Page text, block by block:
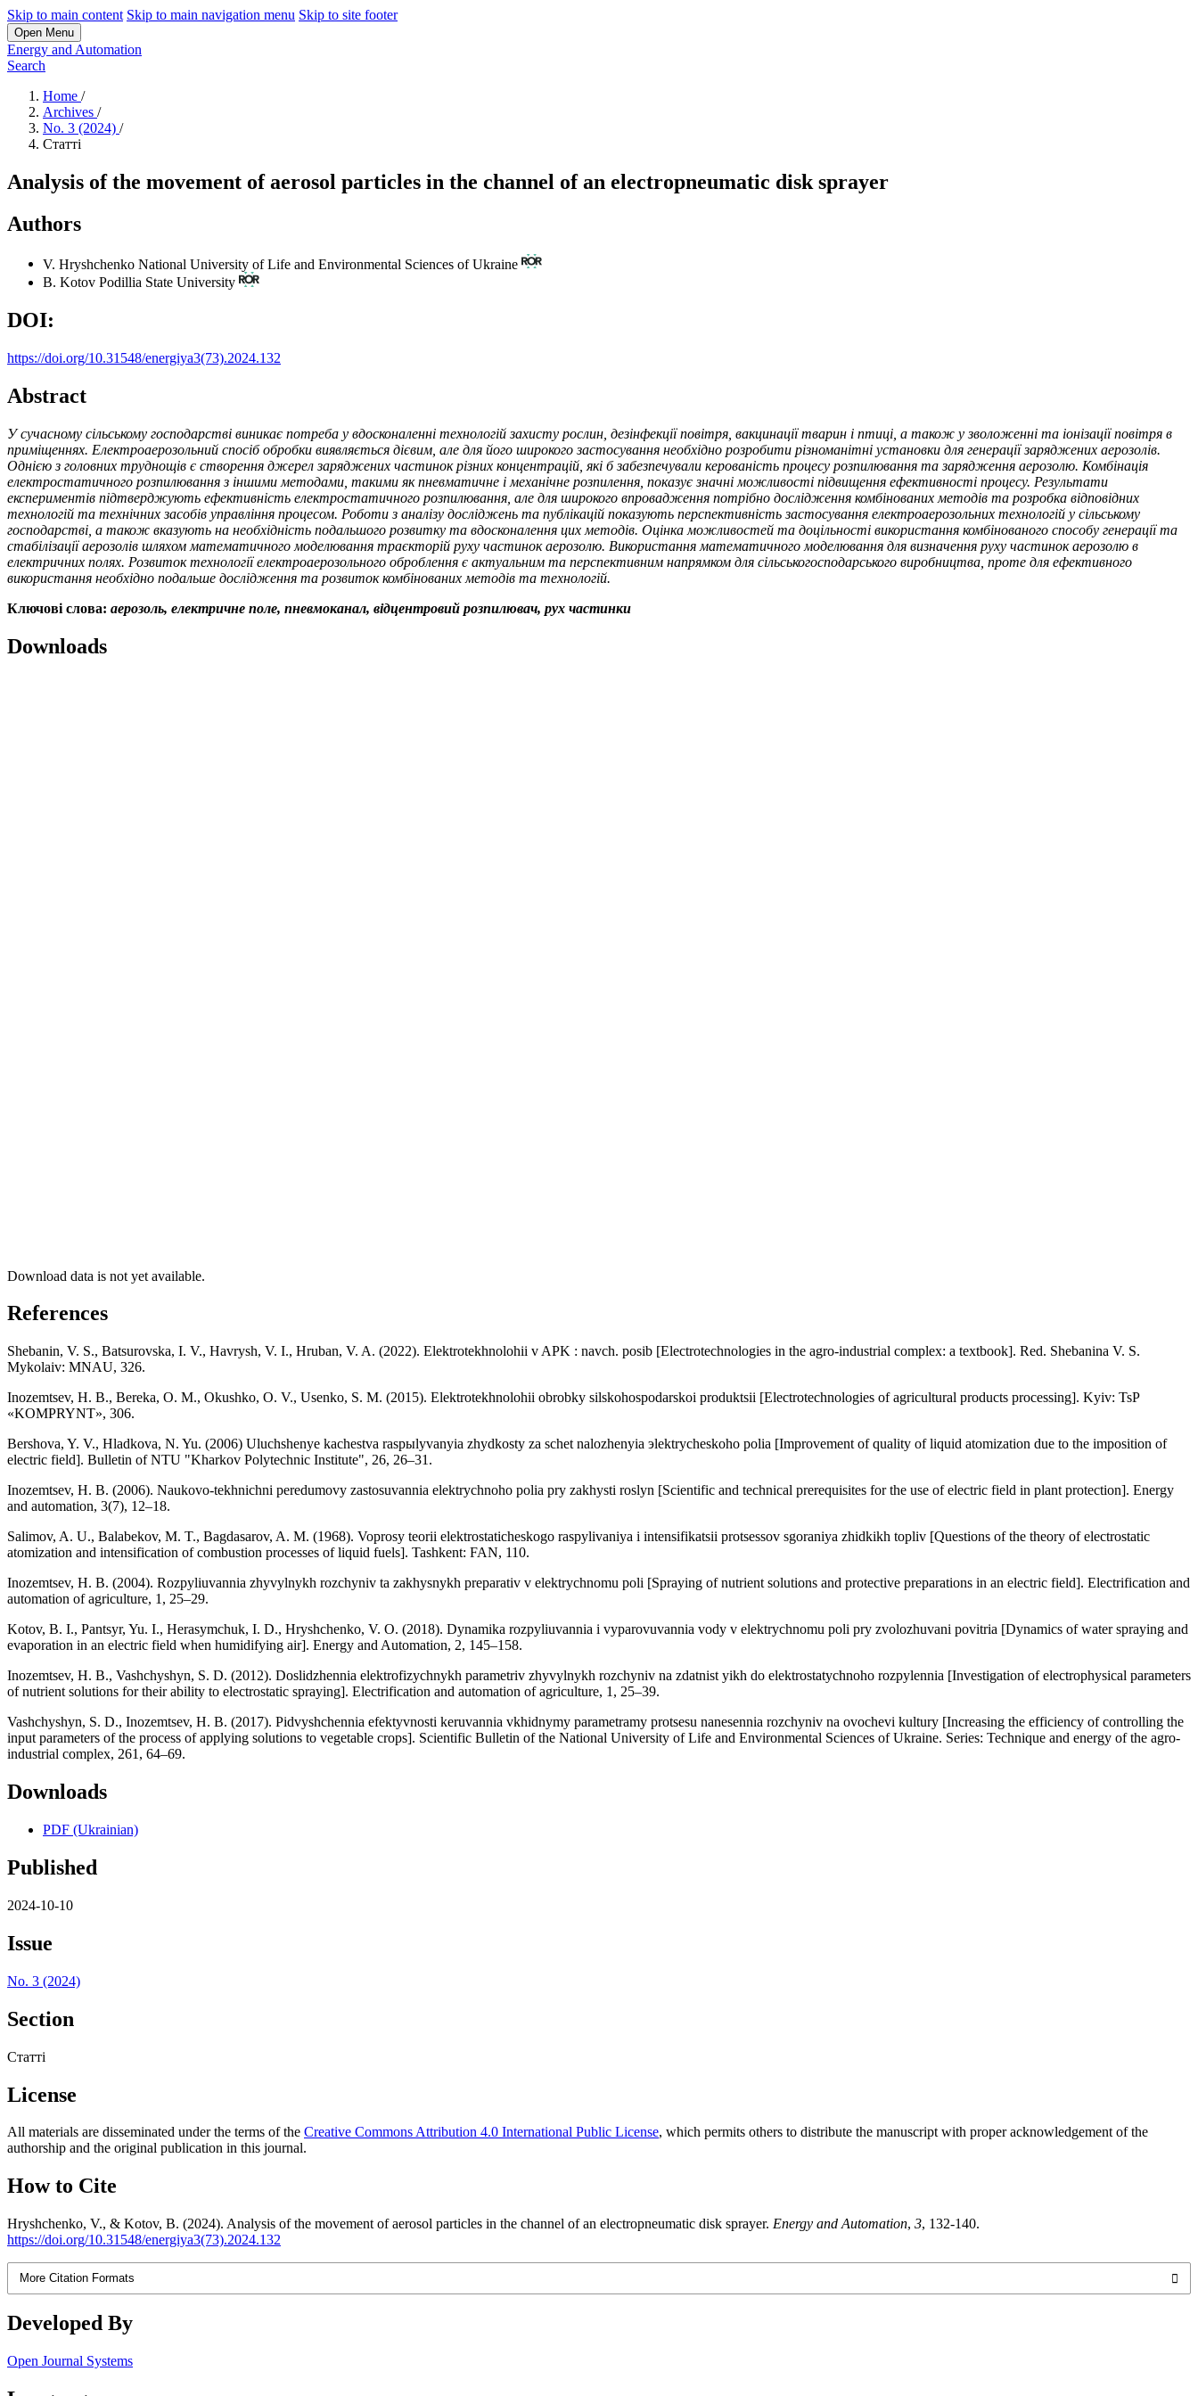
Skip to main content Skip to main navigation menu Skip to site footer
Open Menu
Energy and Automation
Search
Home /
Archives /
No. 3 (2024) /
Статті
Analysis of the movement of aerosol particles in the channel of an electropneumatic disk sprayer
Authors
V. Hryshchenko National University of Life and Environmental Sciences of Ukraine
B. Kotov Podillia State University
DOI:
https://doi.org/10.31548/energiya3(73).2024.132
Abstract
У сучасному сільському господарстві виникає потреба у вдосконаленні технологій захисту рослин, дезінфекції повітря, вакцинації тварин і птиці, а також у зволоженні та іонізації повітря в
приміщеннях. Електроаерозольний спосіб обробки виявляється дієвим, але для його широкого застосування необхідно розробити різноманітні установки для генерації заряджених аерозолів.
Однією з головних труднощів є створення джерел заряджених частинок різних концентрацій, які б забезпечували керованість процесу розпилювання та зарядження аерозолю. Комбінація
електростатичного розпилювання з іншими методами, такими як пневматичне і механічне розпилення, показує значні можливості підвищення ефективності процесу. Результати
експериментів підтверджують ефективність електростатичного розпилювання, але для широкого впровадження потрібно дослідження комбінованих методів та розробка відповідних
технологій та технічних засобів управління процесом. Роботи з аналізу досліджень та публікацій показують перспективність застосування електроаерозольних технологій у сільському
господарстві, а також вказують на необхідність подальшого розвитку та вдосконалення цих методів. Оцінка можливостей та доцільності використання комбінованого способу генерації та
стабілізації аерозолів шляхом математичного моделювання траєкторій руху частинок аерозолю. Використання математичного моделювання для визначення руху частинок аерозолю в
електричних полях. Розвиток технології електроаерозольного оброблення є актуальним та перспективним напрямком для сільськогосподарського виробництва, проте для ефективного
використання необхідно подальше дослідження та розвиток комбінованих методів та технологій.
Ключові слова: аерозоль, електричне поле, пневмоканал, відцентровий розпилювач, рух частинки
Downloads
Download data is not yet available.
References
Shebanin, V. S., Batsurovska, I. V., Havrysh, V. I., Hruban, V. A. (2022). Elektrotekhnolohii v APK : navch. posib [Electrotechnologies in the agro-industrial complex: a textbook]. Red. Shebanina V. S.
Mykolaiv: MNAU, 326.
Inozemtsev, H. B., Bereka, O. M., Okushko, O. V., Usenko, S. M. (2015). Elektrotekhnolohii obrobky silskohospodarskoi produktsii [Electrotechnologies of agricultural products processing]. Kyiv: TsP
«KOMPRYNT», 306.
Bershova, Y. V., Hladkova, N. Yu. (2006) Uluchshenye kachestva raspыlyvanyia zhydkosty za schet nalozhenyia эlektrycheskoho polia [Improvement of quality of liquid atomization due to the imposition of
electric field]. Bulletin of NTU "Kharkov Polytechnic Institute", 26, 26–31.
Inozemtsev, H. B. (2006). Naukovo-tekhnichni peredumovy zastosuvannia elektrychnoho polia pry zakhysti roslyn [Scientific and technical prerequisites for the use of electric field in plant protection]. Energy
and automation, 3(7), 12–18.
Salimov, A. U., Balabekov, M. T., Bagdasarov, A. M. (1968). Voprosy teorii elektrostaticheskogo raspylivaniya i intensifikatsii protsessov sgoraniya zhidkikh topliv [Questions of the theory of electrostatic
atomization and intensification of combustion processes of liquid fuels]. Tashkent: FAN, 110.
Inozemtsev, H. B. (2004). Rozpyliuvannia zhyvylnykh rozchyniv ta zakhysnykh preparativ v elektrychnomu poli [Spraying of nutrient solutions and protective preparations in an electric field]. Electrification and
automation of agriculture, 1, 25–29.
Kotov, B. I., Pantsyr, Yu. I., Herasymchuk, I. D., Hryshchenko, V. O. (2018). Dynamika rozpyliuvannia i vyparovuvannia vody v elektrychnomu poli pry zvolozhuvani povitria [Dynamics of water spraying and
evaporation in an electric field when humidifying air]. Energy and Automation, 2, 145–158.
Inozemtsev, H. B., Vashchyshyn, S. D. (2012). Doslidzhennia elektrofizychnykh parametriv zhyvylnykh rozchyniv na zdatnist yikh do elektrostatychnoho rozpylennia [Investigation of electrophysical parameters
of nutrient solutions for their ability to electrostatic spraying]. Electrification and automation of agriculture, 1, 25–39.
Vashchyshyn, S. D., Inozemtsev, H. B. (2017). Pidvyshchennia efektyvnosti keruvannia vkhidnymy parametramy protsesu nanesennia rozchyniv na ovochevi kultury [Increasing the efficiency of controlling the
input parameters of the process of applying solutions to vegetable crops]. Scientific Bulletin of the National University of Life and Environmental Sciences of Ukraine. Series: Technique and energy of the agro-
industrial complex, 261, 64–69.
Downloads
PDF (Ukrainian)
Published
2024-10-10
Issue
No. 3 (2024)
Section
Статті
License
All materials are disseminated under the terms of the Creative Commons Attribution 4.0 International Public License, which permits others to distribute the manuscript with proper acknowledgement of the
authorship and the original publication in this journal.
How to Cite
Hryshchenko, V., & Kotov, B. (2024). Analysis of the movement of aerosol particles in the channel of an electropneumatic disk sprayer. Energy and Automation, 3, 132-140.
https://doi.org/10.31548/energiya3(73).2024.132
More Citation Formats
Developed By
Open Journal Systems